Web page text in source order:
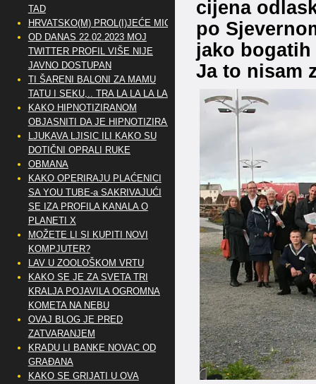
cijena
po
jako
Ja to nisam
TAD
HRVATSKO(M) PROL(I)JEĆE MIG
OD DANAS 22.02.2023 MOJ
TWITTER PROFIL VIŠE NIJE
JAVNO DOSTUPAN
TI ŠARENI BALONI ZA MAMU
TATU I SEKU,.. TRA LA LA LA LA
KAKO HIPNOTIZIRANOM
OBJASNITI DA JE HIPNOTIZIRAN
LJUKAVA LJISIC ILI KAKO SU
DOTIČNI OPRALI RUKE
OBMANA
KAKO OPERIRAJU PLAĆENICI
SA YOU TUBE-a SAKRIVAJUĆI
SE IZA PROFILA KANALA O
PLANETI X
MOŽETE LI SI KUPITI NOVI
KOMPJUTER?
LAV U ZOOLOŠKOM VRTU
KAKO SE JE ZA SVETA TRI
KRALJA POJAVILA OGROMNA
KOMETA NA NEBU
OVAJ BLOG JE PRED
ZATVARANJEM
KRADU LI BANKE NOVAC OD
GRAĐANA
KAKO SE GRIJATI U OVA